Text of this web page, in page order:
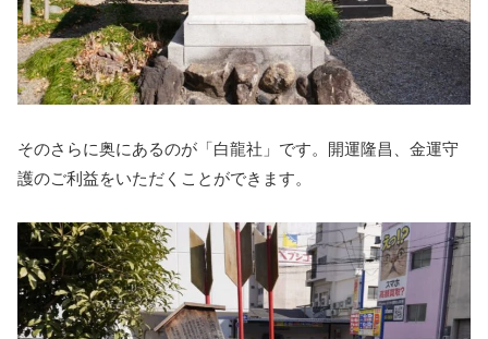
そのさらに奥にあるのが「白龍社」です。開運隆昌、金運守
護のご利益をいただくことができます。